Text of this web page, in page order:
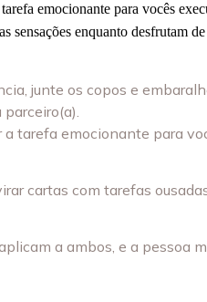
emocionante para vocês
sensações enquanto desfrutam
junte os copos e
tarefa emocionante para
cartas com tarefas
a ambos, e a